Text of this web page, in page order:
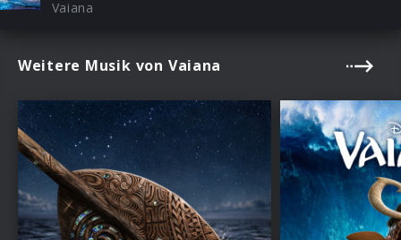
Vaiana
Weitere Musik von Vaiana